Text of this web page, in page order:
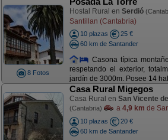
8 Fotos
Hostal Rural en Serdió
Santillan (Cantabria)
10 plazas
25 €
60 km de Santander
Casona típica
respetando el exterior,
jardín de 3000m. Posee 14
Casa Rural Migegos
Casa Rural en San Vicente
(Cantabria) a 4,9 km de
10 plazas
20 €
60 km de Santander